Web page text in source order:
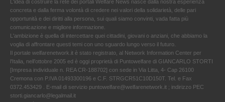
L'idea di costruire la rete dei portali Welfare News nasce dalla nostra esperienza
concreta e dalla ferma volontà di credere nei valori della solidarietà, delle pari
opportunità e dei diritti alla persona, sui quali siamo convinti, vada fatta più
comunicazione e migliore informazione.
L'ambizione è quella di intercettare quei cittadini, giovani o anziani, che abbiamo la
voglia di affrontare questi temi con uno sguardo lungo verso il futuro.
Il portale welfarenetwork.it è stato registrato, al Network Information Center per
l'Italia, nell’ottobre 2005 ed è oggi proprietà di Puntowelfare di GIANCARLO STORTI
[Impresa individuale n. REA CR-188702] con sede in Via Litta, 4- Cap 26100
Cremona con P.IVA 01493300196 e C.F. STRGCR51C10D150T. Tel. e Fax
0372.453429 . E-mail di servizio puntowelfare@welfarenetwork.it ; indirizzo PEC
storti.giancarlo@legalmail.it